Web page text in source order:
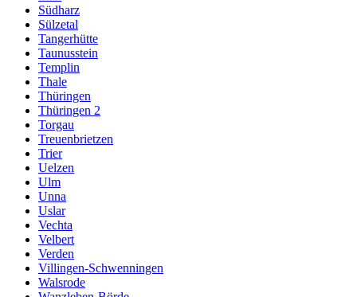
Südharz
Sülzetal
Tangerhütte
Taunusstein
Templin
Thale
Thüringen
Thüringen 2
Torgau
Treuenbrietzen
Trier
Uelzen
Ulm
Unna
Uslar
Vechta
Velbert
Verden
Villingen-Schwenningen
Walsrode